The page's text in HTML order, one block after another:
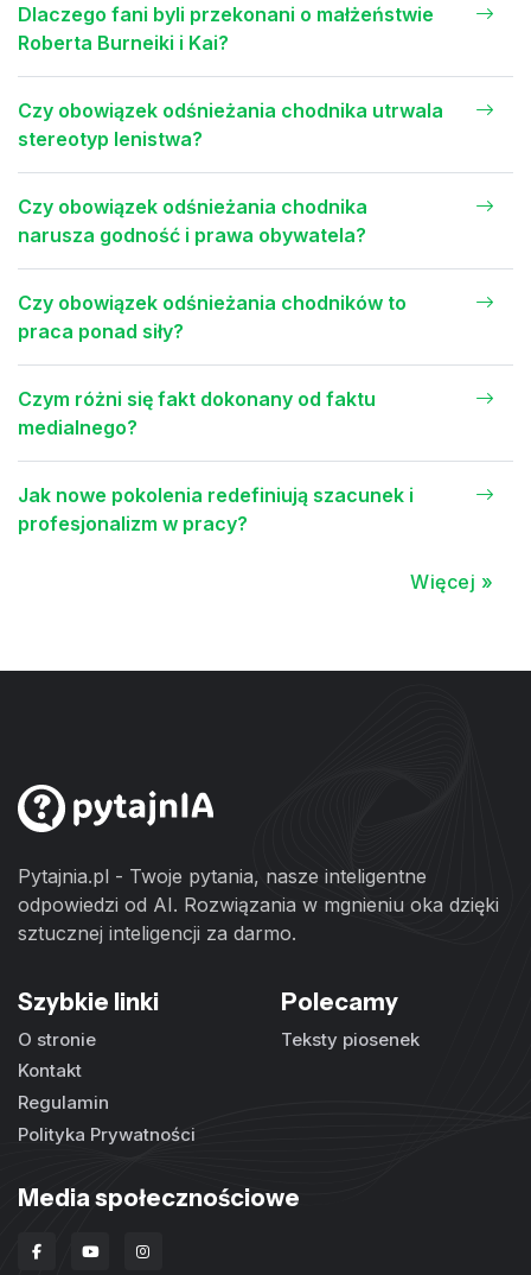
Dlaczego fani byli przekonani o małżeństwie
Roberta Burneiki i Kai?
Czy obowiązek odśnieżania chodnika utrwala
stereotyp lenistwa?
Czy obowiązek odśnieżania chodnika
narusza godność i prawa obywatela?
Czy obowiązek odśnieżania chodników to
praca ponad siły?
Czym różni się fakt dokonany od faktu
medialnego?
Jak nowe pokolenia redefiniują szacunek i
profesjonalizm w pracy?
Więcej »
Pytajnia.pl - Twoje pytania, nasze inteligentne
odpowiedzi od AI. Rozwiązania w mgnieniu oka dzięki
sztucznej inteligencji za darmo.
Szybkie linki
O stronie
Kontakt
Regulamin
Polityka Prywatności
Polecamy
Teksty piosenek
Media społecznościowe